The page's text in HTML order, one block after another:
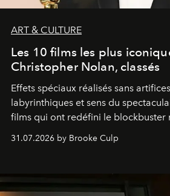
ART & CULTURE
Les 10 films les plus
Christopher Nolan, classés
Effets spéciaux réalisés sans
labyrinthiques et sens du
films qui ont redéfini le blockbuster
31.07.2026 by Brooke Culp